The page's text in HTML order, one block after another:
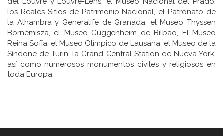
los Reales Sitios de Patrimonio Nacional, el Patronato de
la Alhambra y Generalife de Granada, el Museo Thyssen
Bornemisza, el Museo Guggenheim de Bilbao, El Museo
Reina Sofía, el Museo Olímpico de Lausana, el Museo de la
Síndone de Turín, la Grand Central Station de Nueva York,
así como numerosos monumentos civiles y religiosos en
toda Europa.